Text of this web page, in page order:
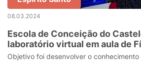
08.03.2024
Escola de Conceição do
laboratório virtual em aula de
Objetivo foi desenvolver o conhecimento